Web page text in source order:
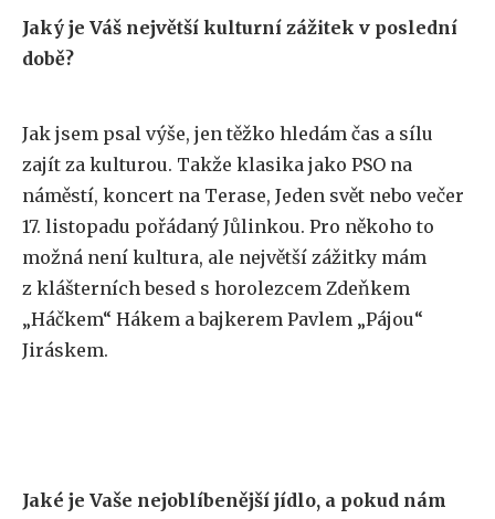
Jaký je Váš největší kulturní zážitek v poslední
době?
Jak jsem psal výše, jen těžko hledám čas a sílu
zajít za kulturou. Takže klasika jako PSO na
náměstí, koncert na Terase, Jeden svět nebo večer
17. listopadu pořádaný Jůlinkou. Pro někoho to
možná není kultura, ale největší zážitky mám
z klášterních besed s horolezcem Zdeňkem
„Háčkem“ Hákem a bajkerem Pavlem „Pájou“
Jiráskem.
Jaké je Vaše nejoblíbenější jídlo, a pokud nám